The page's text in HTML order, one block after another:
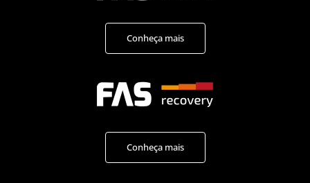
Conheça mais
Conheça mais